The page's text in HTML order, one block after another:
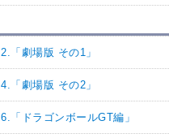
2.「劇場版 その1」
4.「劇場版 その2」
6.「ドラゴンボールGT編」